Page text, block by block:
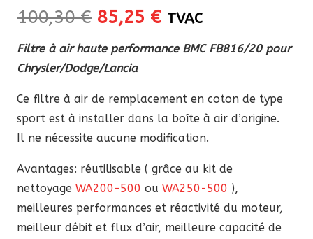
100,30€ Le
initial
était :
100,30 €.
85,25 €Le
actuel
85,25 €.
TVAC
Filtre à air haute performance BMC FB816/20 pour
Chrysler/Dodge/Lancia
Ce filtre à air de remplacement en coton de type
sport est à installer dans la boîte à air d’origine.
Il ne nécessite aucune modification.
Avantages: réutilisable ( grâce au kit de
nettoyage WA200-500 ou WA250-500 ),
meilleures performances et réactivité du moteur,
meilleur débit et flux d’air, meilleure capacité de